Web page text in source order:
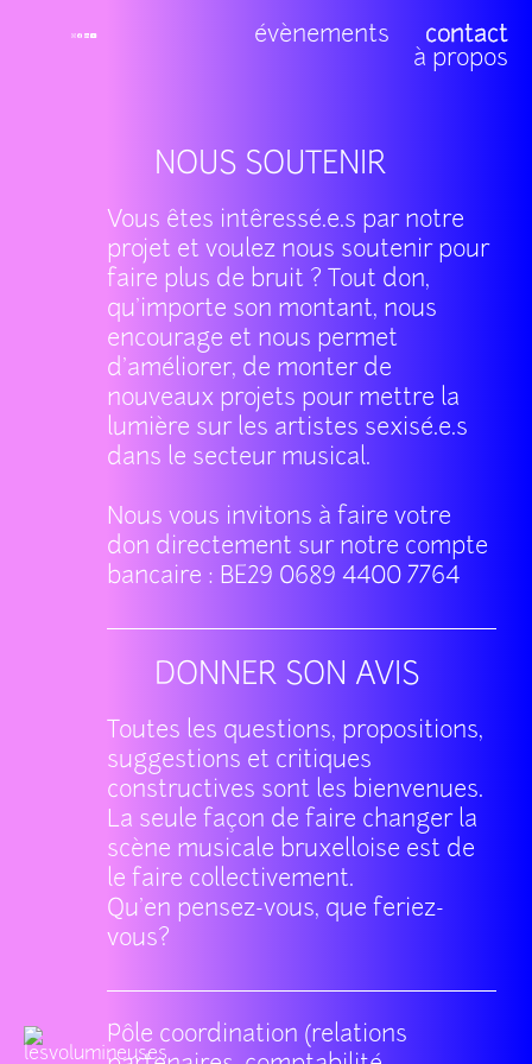
contact
évènements
à propos
NOUS SOUTENIR
Vous êtes intêressé.e.s par notre
projet et voulez nous soutenir pour
faire plus de bruit ? Tout don,
qu’importe son montant, nous
encourage et nous permet
d'améliorer, de monter de
nouveaux projets pour mettre la
lumière sur les artistes sexisé.e.s
dans le secteur musical.
Nous vous invitons à faire votre
don directement sur notre compte
bancaire : BE29 0689 4400 7764
DONNER SON AVIS
Toutes les questions, propositions,
suggestions et critiques
constructives sont les bienvenues.
La seule façon de faire changer la
scène musicale bruxelloise est de
le faire collectivement.
Qu'en pensez-vous, que feriez-
vous?
Pôle coordination (relations